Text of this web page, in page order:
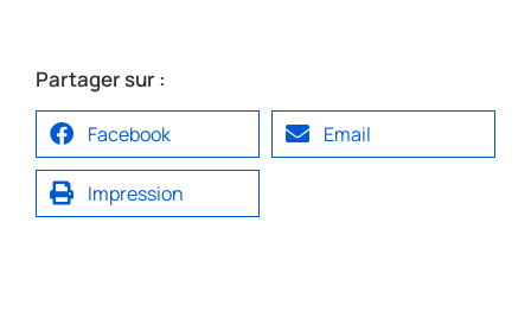
Partager sur :
Facebook Email
Impression